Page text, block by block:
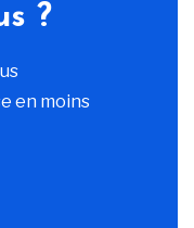
?
en moins